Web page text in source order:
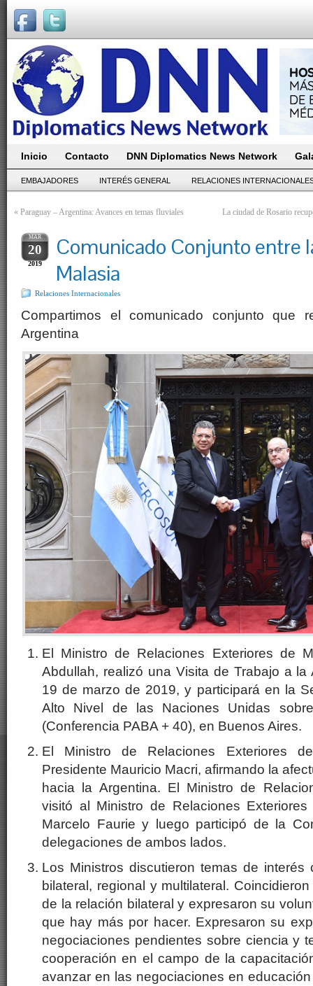
Inicio Contacto DNN Diplomatics News Network
EMBAJADORES INTERÉS GENERAL RELACIONES
« Paraguay – Argentina: Avances en temas fluviales La ciudad de Rosario
MAR
20
2019
Comunicado Conjunto entre
Malasia
Relaciones Internacionales
Compartimos el comunicado conjunto que
Argentina
El Ministro de Relaciones Exteriores de
Abdullah, realizó una Visita de Trabajo a
19 de marzo de 2019, y participará en la
Alto Nivel de las Naciones Unidas
(Conferencia PABA + 40), en Buenos Aires.
El Ministro de Relaciones Exteriores
Presidente Mauricio Macri, afirmando la
hacia la Argentina. El Ministro de
visitó al Ministro de Relaciones
Marcelo Faurie y luego participó de la
delegaciones de ambos lados.
Los Ministros discutieron temas de
bilateral, regional y multilateral.
de la relación bilateral y expresaron su
que hay más por hacer. Expresaron su
negociaciones pendientes sobre ciencia y
cooperación en el campo de la
avanzar en las negociaciones en